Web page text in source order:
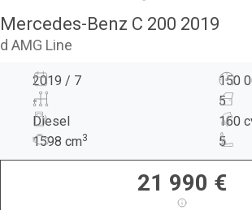
Mercedes-Benz C 200 2019
d AMG Line
2019 / 7
150
-
5
Diesel
160
1598 cm3 5
21 990 €